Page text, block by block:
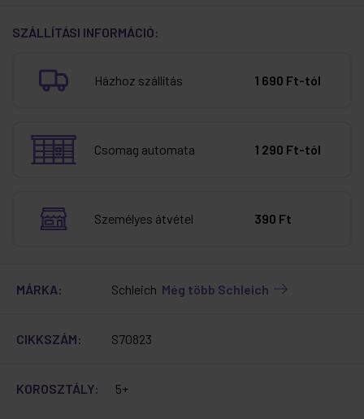
SZÁLLÍTÁSI INFORMÁCIÓ:
Házhoz szállítás 1 690 Ft-tól
Csomag automata 1 290 Ft-tól
Személyes átvétel 390 Ft
MÁRKA: Schleich Még több Schleich
CIKKSZÁM: S70823
KOROSZTÁLY: 5+